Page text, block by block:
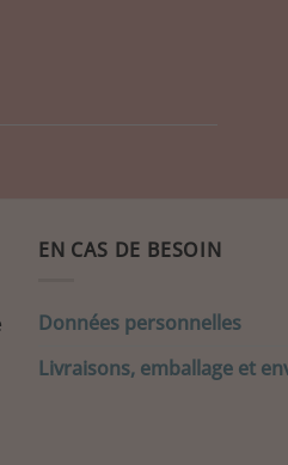
EN CAS DE BESOIN
Données personnelles
Livraisons, emballage et